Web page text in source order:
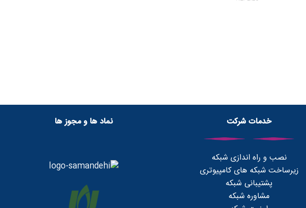
خدمات شرکت
نصب و راه اندازی شبکه
زیرساخت شبکه های کامپیوتری
پشتیبانی شبکه
مشاوره شبکه
نماد ها و مجوز ها